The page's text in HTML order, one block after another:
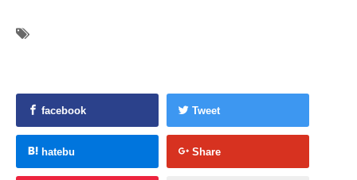
facebook Tweet
hatebu Share